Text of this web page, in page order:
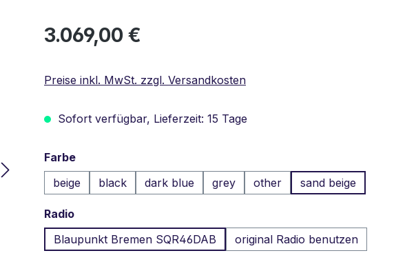
Regulärer Preis:
3.069,00 €
Preise inkl. MwSt. zzgl. Versandkosten
Sofort verfügbar, Lieferzeit: 15 Tage
Farbeauswählen
beige
black dark blue grey other sand beige
Radioauswählen
Blaupunkt Bremen SQR46DAB
original Radio benutzen